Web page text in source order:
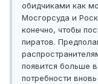
обидчиками как
Мосгорсуда и
конечно, чтобы
пиратов.
появится больше
потребности